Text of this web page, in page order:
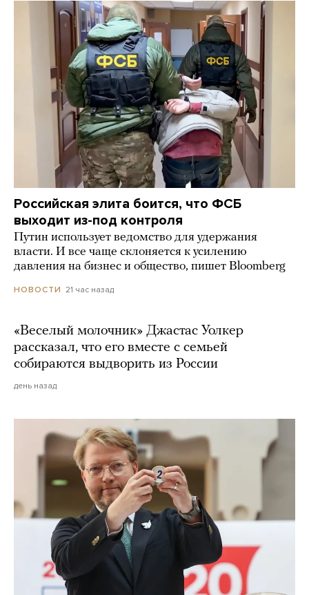
Российская элита боится, что ФСБ
выходит из-под контроля
Путин использует ведомство для удержания
власти. И все чаще склоняется к усилению
давления на бизнес и общество, пишет Bloomberg
НОВОСТИ 21 час назад
«Веселый молочник» Джастас Уолкер
рассказал, что его вместе с семьей
собираются выдворить из России
день назад